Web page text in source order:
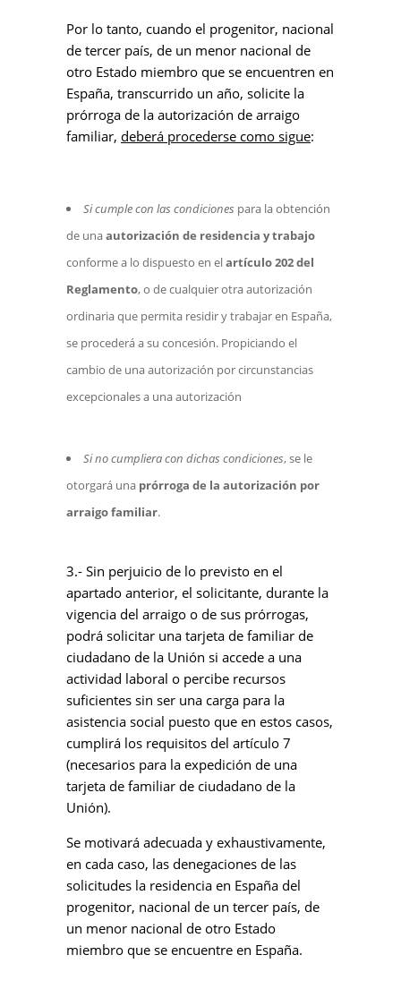
Por lo tanto, cuando el progenitor, nacional
de tercer país, de un menor nacional de
otro Estado miembro que se encuentren en
España, transcurrido un año, solicite la
prórroga de la autorización de arraigo
familiar, deberá procederse como sigue:
Si cumple con las condiciones para la obtención
de unaautorización de residencia y trabajo
conforme a lo dispuesto en elartículo 202 del
Reglamento, o de cualquier otra autorización
ordinaria que permita residir y trabajar en España,
se procederá a su concesión. Propiciando el
cambio de una autorización por circunstancias
excepcionales a una autorización
Si no cumpliera con dichas condiciones, se le
otorgará una prórroga de la autorización por
arraigo familiar.
3.- Sin perjuicio de lo previsto en el
apartado anterior, el solicitante, durante la
vigencia del arraigo o de sus prórrogas,
podrá solicitar una tarjeta de familiar de
ciudadano de la Unión si accede a una
actividad laboral o percibe recursos
suficientes sin ser una carga para la
asistencia social puesto que en estos casos,
cumplirá los requisitos del artículo 7
(necesarios para la expedición de una
tarjeta de familiar de ciudadano de la
Unión).
Se motivará adecuada y exhaustivamente,
en cada caso, las denegaciones de las
solicitudes la residencia en España del
progenitor, nacional de un tercer país, de
un menor nacional de otro Estado
miembro que se encuentre en España.